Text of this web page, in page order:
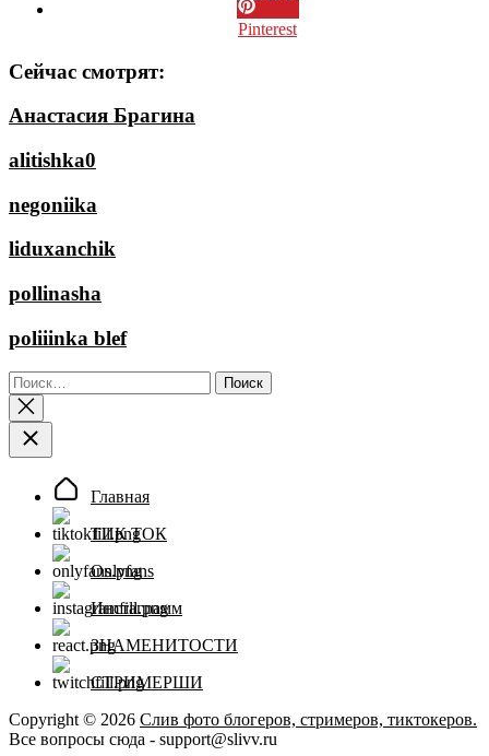
Pinterest
Сейчас смотрят:
Анастасия Брагина
alitishka0
negoniika
liduxanchik
pollinasha
poliiinka blef
Найти:
Главная
ТИК ТОК
Onlyfans
Инстаграмм
ЗНАМЕНИТОСТИ
СТРИМЕРШИ
Copyright © 2026 Слив фото блогеров, стримеров, тиктокеров.
Все вопросы сюда - support@slivv.ru